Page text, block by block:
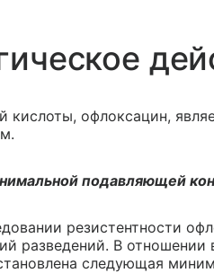
кислоты, офлоксацин,
подавляющей
резистентности
разведений. В
следующая